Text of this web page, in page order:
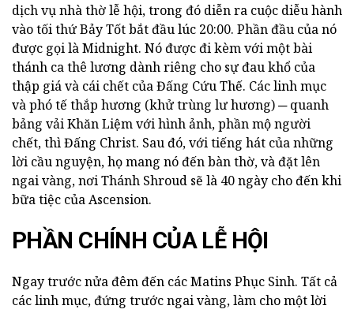
dịch vụ nhà thờ lễ hội, trong đó diễn ra cuộc diễu hành
vào tối thứ Bảy Tốt bắt đầu lúc 20:00. Phần đầu của nó
được gọi là Midnight. Nó được đi kèm với một bài
thánh ca thê lương dành riêng cho sự đau khổ của
thập giá và cái chết của Đấng Cứu Thế. Các linh mục
và phó tế thắp hương (khử trùng lư hương) ─ quanh
bảng vải Khăn Liệm với hình ảnh, phần mộ người
chết, thì Đấng Christ. Sau đó, với tiếng hát của những
lời cầu nguyện, họ mang nó đến bàn thờ, và đặt lên
ngai vàng, nơi Thánh Shroud sẽ là 40 ngày cho đến khi
bữa tiệc của Ascension.
PHẦN CHÍNH CỦA LỄ HỘI
Ngay trước nửa đêm đến các Matins Phục Sinh. Tất cả
các linh mục, đứng trước ngai vàng, làm cho một lời